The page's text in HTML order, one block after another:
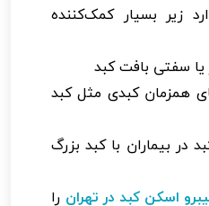
زیر بسیار کمک‌کننده
یا سفتی بافت کبد
همزمان کبدی مثل کبد
در بیماران با کبد بزرگ
اسکن کبد در تهران را